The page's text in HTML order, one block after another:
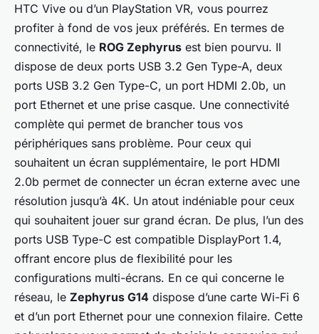
HTC Vive ou d’un PlayStation VR, vous pourrez
profiter à fond de vos jeux préférés. En termes de
connectivité, le ROG Zephyrus est bien pourvu. Il
dispose de deux ports USB 3.2 Gen Type-A, deux
ports USB 3.2 Gen Type-C, un port HDMI 2.0b, un
port Ethernet et une prise casque. Une connectivité
complète qui permet de brancher tous vos
périphériques sans problème. Pour ceux qui
souhaitent un écran supplémentaire, le port HDMI
2.0b permet de connecter un écran externe avec une
résolution jusqu’à 4K. Un atout indéniable pour ceux
qui souhaitent jouer sur grand écran. De plus, l’un des
ports USB Type-C est compatible DisplayPort 1.4,
offrant encore plus de flexibilité pour les
configurations multi-écrans. En ce qui concerne le
réseau, le Zephyrus G14 dispose d’une carte Wi-Fi 6
et d’un port Ethernet pour une connexion filaire. Cette